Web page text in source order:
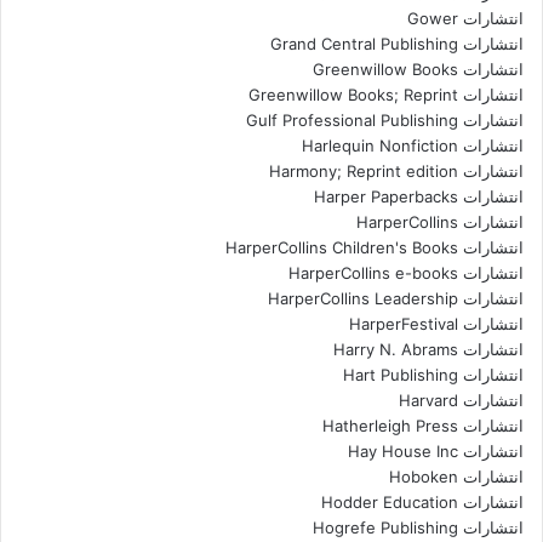
انتشارات Gower
انتشارات Grand Central Publishing
انتشارات Greenwillow Books
انتشارات Greenwillow Books; Reprint
انتشارات Gulf Professional Publishing
انتشارات Harlequin Nonfiction
انتشارات Harmony; Reprint edition
انتشارات Harper Paperbacks
انتشارات HarperCollins
انتشارات HarperCollins Children's Books
انتشارات HarperCollins e-books
انتشارات HarperCollins Leadership
انتشارات HarperFestival
انتشارات Harry N. Abrams
انتشارات Hart Publishing
انتشارات Harvard
انتشارات Hatherleigh Press
انتشارات Hay House Inc
انتشارات Hoboken
انتشارات Hodder Education
انتشارات Hogrefe Publishing